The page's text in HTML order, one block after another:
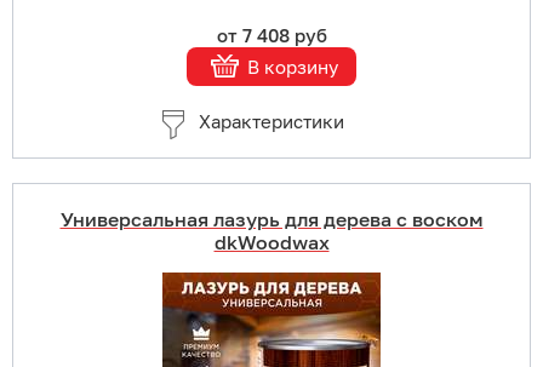
от 7 408 руб
В корзину
Характеристики
Универсальная лазурь для дерева с воском
dkWoodwax
Купить в 1 клик
В корзину